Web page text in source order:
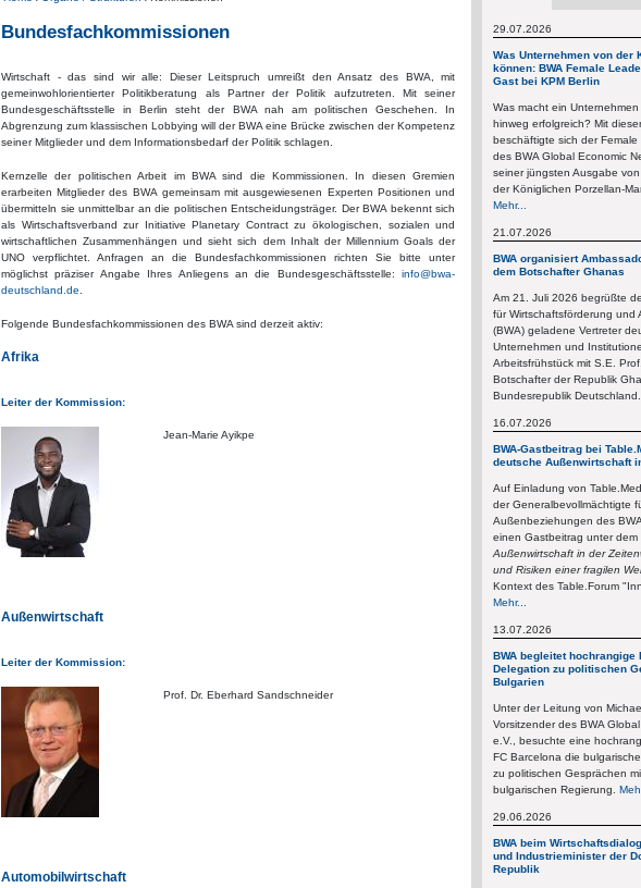
Bundesfachkommissionen
Wirtschaft - das sind wir alle: Dieser Leitspruch umreißt den Ansatz des BWA, mit
gemeinwohlorientierter Politikberatung als Partner der Politik aufzutreten. Mit seiner
Bundesgeschäftsstelle in Berlin steht der BWA nah am politischen Geschehen. In
Abgrenzung zum klassischen Lobbying will der BWA eine Brücke zwischen der Kompetenz
seiner Mitglieder und dem Informationsbedarf der Politik schlagen.
Kernzelle der politischen Arbeit im BWA sind die Kommissionen. In diesen Gremien
erarbeiten Mitglieder des BWA gemeinsam mit ausgewiesenen Experten Positionen und
übermitteln sie unmittelbar an die politischen Entscheidungsträger. Der BWA bekennt sich
als Wirtschaftsverband zur Initiative Planetary Contract zu ökologischen, sozialen und
wirtschaftlichen Zusammenhängen und sieht sich dem Inhalt der Millennium Goals der
UNO verpflichtet.Anfragen an die Bundesfachkommissionen richten Sie bitte unter
möglichst präziser Angabe Ihres Anliegens an die Bundesgeschäftsstelle:info@bwa-
deutschland.de
Folgende Bundesfachkommissionen des BWA sind derzeit aktiv:
Afrika
Leiter der Kommission:
Jean-Marie Ayikpe
Außenwirtschaft
Leiter der Kommission:
Prof. Dr. Eberhard Sandschneider
Automobilwirtschaft
29.07.2026
Was Unternehmen von der
können: BWA Female
Gast bei KPM Berlin
Was macht ein
hinweg erfolgreich? Mit
beschäftigte sich der Female
des BWA Global Economic
seiner jüngsten Ausgabe
der Königlichen Porzellan-
Mehr...
21.07.2026
BWA organisiert
dem Botschafter Ghanas
Am 21. Juli 2026 begrüßte
für Wirtschaftsförderung und
(BWA) geladene Vertreter
Unternehmen und
Arbeitsfrühstück mit S.E.
Botschafter der Republik
Bundesrepublik
16.07.2026
BWA-Gastbeitrag bei
deutsche Außenwirtschaft
Auf Einladung von
der Generalbevollmächtigte
Außenbeziehungen des
einen Gastbeitrag unter dem
Außenwirtschaft in der
und Risiken einer fragilen
Kontext des Table.Forum
Mehr...
13.07.2026
BWA begleitet hochrangige
Delegation zu politischen
Bulgarien
Unter der Leitung von
Vorsitzender des BWA
e.V., besuchte eine
FC Barcelona die
zu politischen Gesprächen
bulgarischen Regierung.
29.06.2026
BWA beim
und Industrieminister der
Republik